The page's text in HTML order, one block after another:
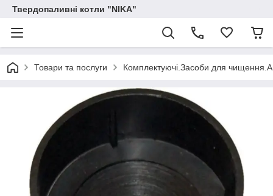
Твердопаливні котли "NIKA"
Товари та послуги Комплектуючі.Засоби для